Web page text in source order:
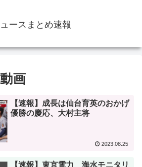
ースまとめ速報
画
【速報】成長は仙台育英のおかげ
優勝の慶応、大村主将
2023.08.25
【速報】東京電力 海水モニタリ